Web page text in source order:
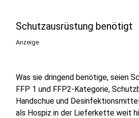
Schutzausrüstung benötigt
Anzeige
Was sie dringend benötige, seien
FFP 1 und FFP2-Kategorie,
Handschue und
als Hospiz in der Lieferkette weit